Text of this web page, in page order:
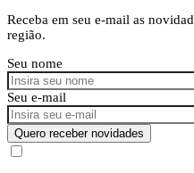
Receba em seu e-mail as
região.
Seu nome
Seu e-mail
Quero receber novidades